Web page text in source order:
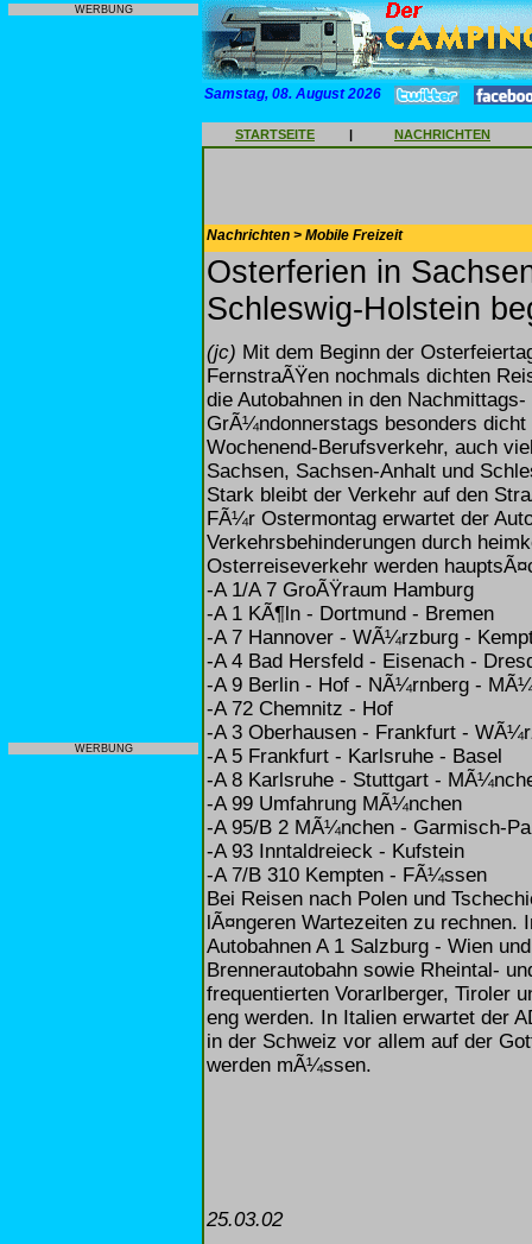
WERBUNG
WERBUNG
Samstag, 08. August 2026
STARTSEITE | NACHRICHTEN
Nachrichten > Mobile Freizeit
Osterferien in
Schleswig-Holstein
(jc) Mit dem Beginn der
FernstraÃŸen nochmals dichten
die Autobahnen in den
GrÃ¼ndonnerstags besonders
Wochenend-Berufsverkehr, auch
Sachsen, Sachsen-Anhalt und
Stark bleibt der Verkehr auf den
FÃ¼r Ostermontag erwartet der
Verkehrsbehinderungen durch
Osterreiseverkehr werden
-A 1/A 7 GroÃŸraum Hamburg
-A 1 KÃ¶ln - Dortmund - Bremen
-A 7 Hannover - WÃ¼rzburg -
-A 4 Bad Hersfeld - Eisenach -
-A 9 Berlin - Hof - NÃ¼rnberg -
-A 72 Chemnitz - Hof
-A 3 Oberhausen - Frankfurt -
-A 5 Frankfurt - Karlsruhe - Basel
-A 8 Karlsruhe - Stuttgart -
-A 99 Umfahrung MÃ¼nchen
-A 95/B 2 MÃ¼nchen - Garmisch-
-A 93 Inntaldreieck - Kufstein
-A 7/B 310 Kempten - FÃ¼ssen
Bei Reisen nach Polen und
lÃ¤ngeren Wartezeiten zu rechnen.
Autobahnen A 1 Salzburg - Wien
Brennerautobahn sowie Rheintal-
frequentierten Vorarlberger, Tiroler
eng werden. In Italien erwartet der
in der Schweiz vor allem auf der
werden mÃ¼ssen.
25.03.02